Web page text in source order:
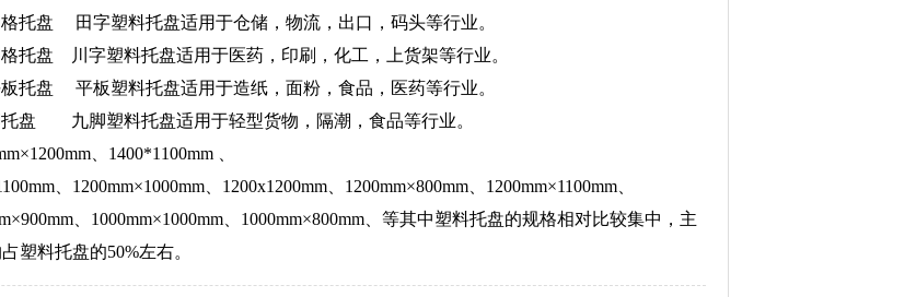
托盘 田字塑料托盘适用于仓储，物流，出口，码头等行业。
托盘 川字塑料托盘适用于医药，印刷，化工，上货架等行业。
托盘 平板塑料托盘适用于造纸，面粉，食品，医药等行业。
托盘 九脚塑料托盘适用于轻型货物，隔潮，食品等行业。
、1400*1100mm 、
、1200mm×1000mm、1200x1200mm、1200mm×800mm、1200mm×1100mm、
、1000mm×1000mm、1000mm×800mm、等其中塑料托盘的规格相对比较集中，主
塑料托盘的50%左右。